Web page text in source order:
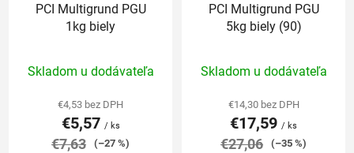
PCI Multigrund PGU
1kg biely
hodnotenie
produktu
je
5,0
Skladom u dodávateľa
€4,53 bez DPH
€5,57 / ks
€7,63 (–27 %)
PCI Multigrund PGU
5kg biely (90)
hodnotenie
produktu
je
5,0
Skladom u dodávateľa
€14,30 bez DPH
€17,59 / ks
€27,06 (–35 %)